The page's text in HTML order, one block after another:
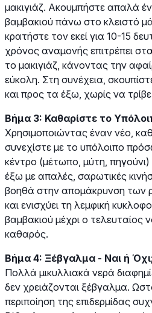
μακιγιάζ. Ακουμπήστε απαλά
βαμβακιού πάνω στο κλειστό
κρατήστε τον εκεί για 10-15
χρόνος αναμονής επιτρέπει
το μακιγιάζ, κάνοντας την
εύκολη. Στη συνέχεια,
και προς τα έξω, χωρίς να
Βήμα 3: Καθαρίστε το
Χρησιμοποιώντας έναν νέο,
συνεχίστε με το υπόλοιπο
κέντρο (μέτωπο, μύτη, πηγούνι)
έξω με απαλές, σαρωτικές
βοηθά στην απομάκρυνση
και ενισχύει τη λεμφική
βαμβακιού μέχρι ο τελευταίος
καθαρός.
Βήμα 4: Ξέβγαλμα - Ναι ή
Πολλά μικυλλιακά νερά
δεν χρειάζονται ξέβγαλμα.
περιποίηση της επιδερμίδας